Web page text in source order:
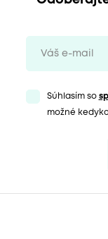
Súhlasím so
možné